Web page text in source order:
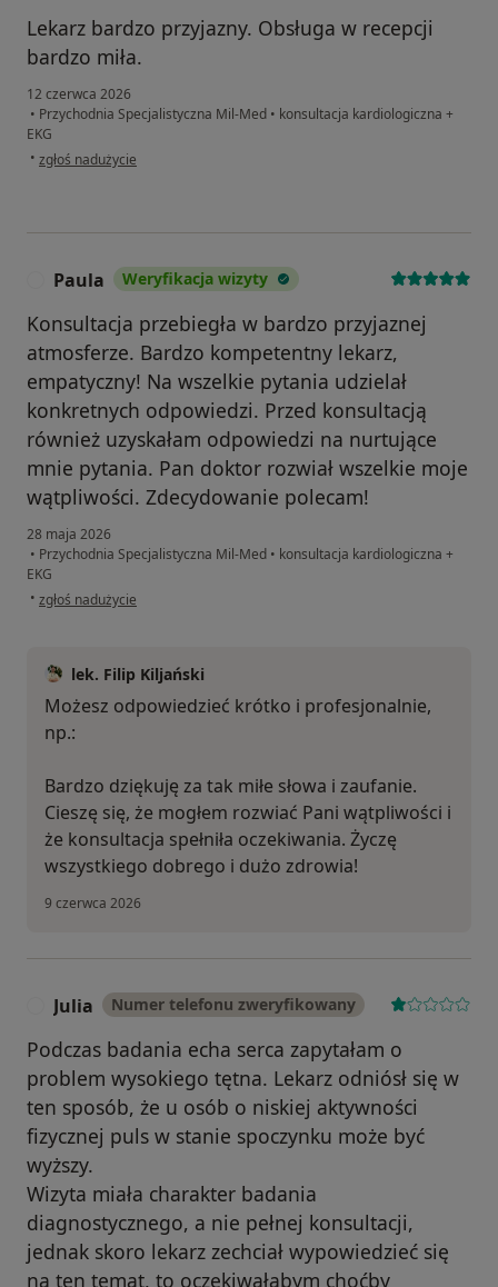
Lekarz bardzo przyjazny. Obsługa w recepcji
bardzo miła.
12 czerwca 2026
• Przychodnia Specjalistyczna Mil-Med • konsultacja kardiologiczna +
EKG
• w opinii użytkownika GD
zgłoś nadużycie
Paula Weryfikacja wizyty
Konsultacja przebiegła w bardzo przyjaznej
atmosferze. Bardzo kompetentny lekarz,
empatyczny! Na wszelkie pytania udzielał
konkretnych odpowiedzi. Przed konsultacją
również uzyskałam odpowiedzi na nurtujące
mnie pytania. Pan doktor rozwiał wszelkie moje
wątpliwości. Zdecydowanie polecam!
28 maja 2026
• Przychodnia Specjalistyczna Mil-Med • konsultacja kardiologiczna +
EKG
• w opinii użytkownika Paula
zgłoś nadużycie
lek. Filip Kiljański
Możesz odpowiedzieć krótko i profesjonalnie,
np.:
Bardzo dziękuję za tak miłe słowa i zaufanie.
Cieszę się, że mogłem rozwiać Pani wątpliwości i
że konsultacja spełniła oczekiwania. Życzę
wszystkiego dobrego i dużo zdrowia!
9 czerwca 2026
Julia Numer telefonu zweryfikowany
Podczas badania echa serca zapytałam o
problem wysokiego tętna. Lekarz odniósł się w
ten sposób, że u osób o niskiej aktywności
fizycznej puls w stanie spoczynku może być
wyższy.
Wizyta miała charakter badania
diagnostycznego, a nie pełnej konsultacji,
jednak skoro lekarz zechciał wypowiedzieć się
na ten temat, to oczekiwałabym choćby